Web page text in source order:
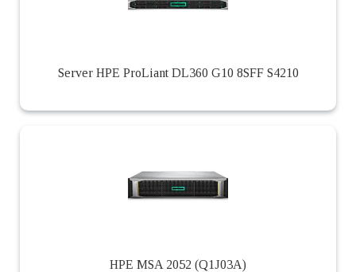
Server HPE ProLiant DL360 G10 8SFF S4210
HPE MSA 2052 (Q1J03A)